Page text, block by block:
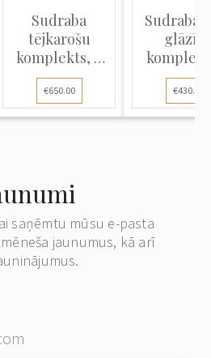
Sudraba
tējkarošu
komplekts, 9
gab. "Grand
Co...
€650.00
Sudraba
gab.
€430.00
saņēmtu mūsu e-pasta
jaunumus, kā arī